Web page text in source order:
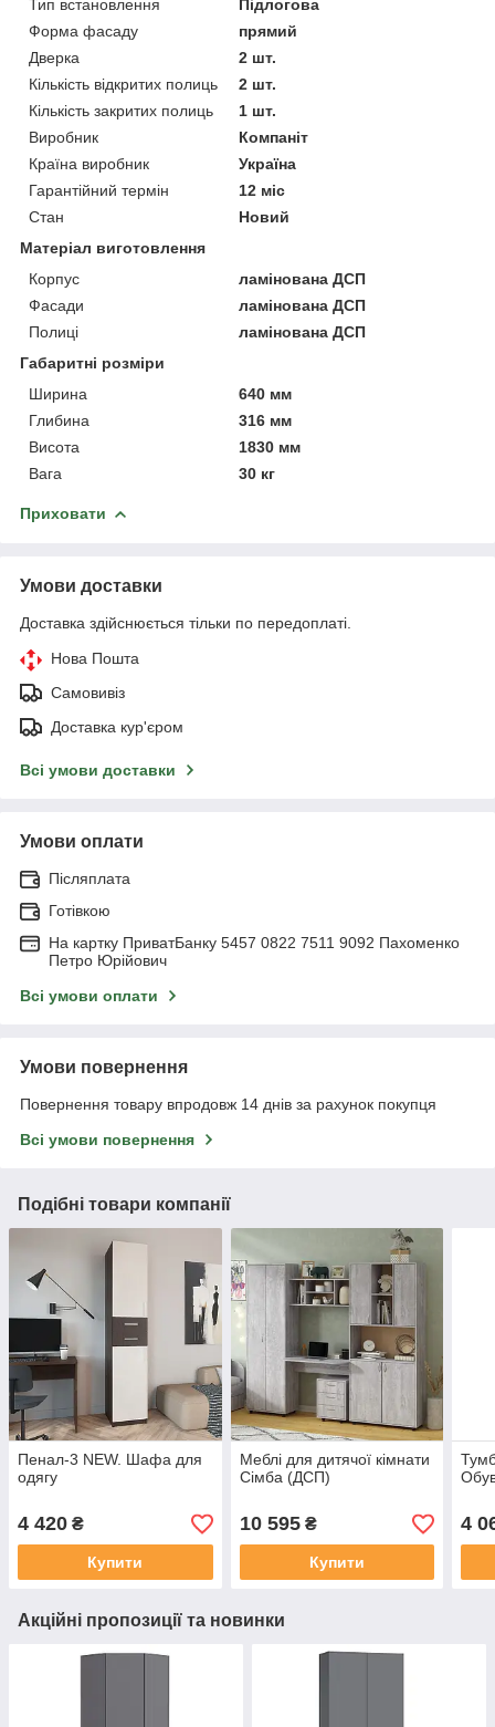
Тип встановлення
Підлогова
Форма фасаду
прямий
Дверка
2 шт.
Кількість відкритих полиць
2 шт.
Кількість закритих полиць
1 шт.
Виробник
Компаніт
Країна виробник
Україна
Гарантійний термін
12 міс
Стан
Новий
Матеріал виготовлення
Корпус
ламінована ДСП
Фасади
ламінована ДСП
Полиці
ламінована ДСП
Габаритні розміри
Ширина
640 мм
Глибина
316 мм
Висота
1830 мм
Вага
30 кг
Приховати
Умови доставки
Доставка здійснюється тільки по передоплаті.
Нова Пошта
Самовивіз
Доставка кур'єром
Всі умови доставки
Умови оплати
Післяплата
Готівкою
На картку ПриватБанку 5457 0822 7511 9092 Пахоменко
Петро Юрійович
Всі умови оплати
Умови повернення
Повернення товару впродовж 14 днів за рахунок покупця
Всі умови повернення
Подібні товари компанії
Пенал-3 NEW. Шафа для
одягу
4 420 ₴
Купити
Меблі для дитячої кімнати
Сімба (ДСП)
10 595₴
Купити
4
Акційні пропозиції та новинки